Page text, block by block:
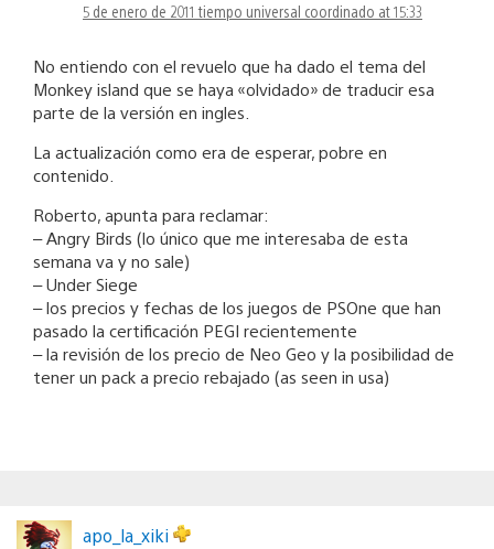
5 de enero de 2011 tiempo universal coordinado at 15:33
No entiendo con el revuelo que ha dado el tema del
Monkey island que se haya «olvidado» de traducir esa
parte de la versión en ingles.
La actualización como era de esperar, pobre en
contenido.
Roberto, apunta para reclamar:
– Angry Birds (lo único que me interesaba de esta
semana va y no sale)
– Under Siege
– los precios y fechas de los juegos de PSOne que han
pasado la certificación PEGI recientemente
– la revisión de los precio de Neo Geo y la posibilidad de
tener un pack a precio rebajado (as seen in usa)
apo_la_xiki